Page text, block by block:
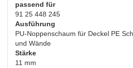
passend für
91 25 448 245
Ausführung
PU-Noppenschaum für Deckel PE
und Wände
Stärke
11 mm